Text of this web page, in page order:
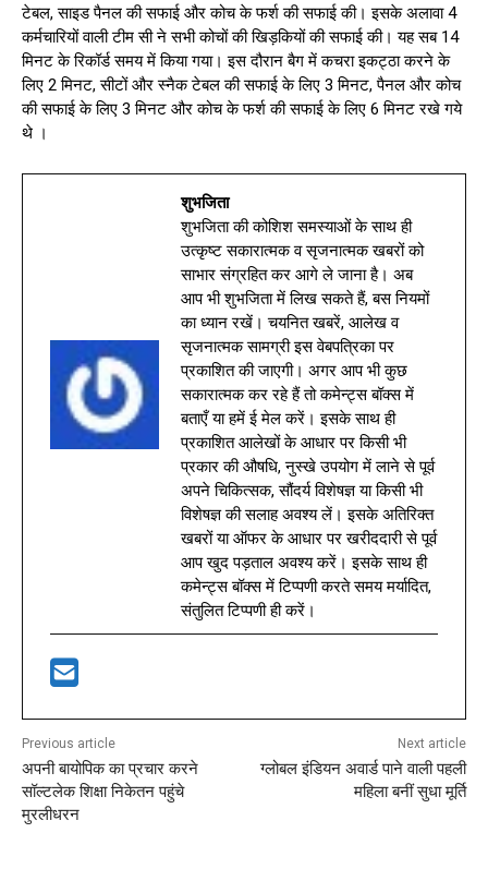
टेबल, साइड पैनल की सफाई और कोच के फर्श की सफाई की। इसके अलावा 4
कर्मचारियों वाली टीम सी ने सभी कोचों की खिड़कियों की सफाई की। यह सब 14
मिनट के रिकॉर्ड समय में किया गया। इस दौरान बैग में कचरा इकट्ठा करने के
लिए 2 मिनट, सीटों और स्नैक टेबल की सफाई के लिए 3 मिनट, पैनल और कोच
की सफाई के लिए 3 मिनट और कोच के फर्श की सफाई के लिए 6 मिनट रखे गये
थे ।
शुभजिता
शुभजिता की कोशिश समस्याओं के साथ ही
उत्कृष्ट सकारात्मक व सृजनात्मक खबरों को
साभार संग्रहित कर आगे ले जाना है। अब
आप भी शुभजिता में लिख सकते हैं, बस नियमों
का ध्यान रखें। चयनित खबरें, आलेख व
सृजनात्मक सामग्री इस वेबपत्रिका पर
प्रकाशित की जाएगी। अगर आप भी कुछ
सकारात्मक कर रहे हैं तो कमेन्ट्स बॉक्स में
बताएँ या हमें ई मेल करें। इसके साथ ही
प्रकाशित आलेखों के आधार पर किसी भी
प्रकार की औषधि, नुस्खे उपयोग में लाने से पूर्व
अपने चिकित्सक, सौंदर्य विशेषज्ञ या किसी भी
विशेषज्ञ की सलाह अवश्य लें। इसके अतिरिक्त
खबरों या ऑफर के आधार पर खरीददारी से पूर्व
आप खुद पड़ताल अवश्य करें। इसके साथ ही
कमेन्ट्स बॉक्स में टिप्पणी करते समय मर्यादित,
संतुलित टिप्पणी ही करें।
Previous article
अपनी बायोपिक का प्रचार करने
सॉल्टलेक शिक्षा निकेतन पहुंचे
मुरलीधरन
Next article
ग्लोबल इंडियन अवार्ड पाने वाली पहली
महिला बनीं सुधा मूर्ति